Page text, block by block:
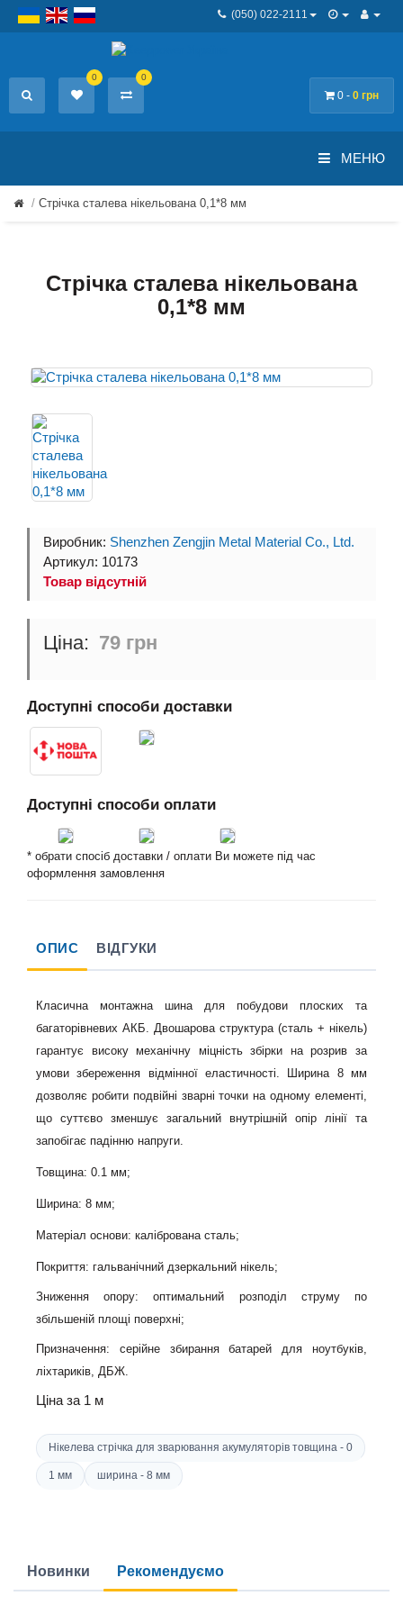
(050) 022-2111
0 - 0 грн
0 0
МЕНЮ
Стрічка сталева нікельована 0,1*8 мм
Стрічка сталева нікельована
0,1*8 мм
Виробник: Shenzhen Zengjin Metal Material Co., Ltd.
Артикул: 10173
Товар відсутній
79 грн
Доступні способи доставки
Доступні способи оплати
* обрати спосіб доставки / оплати Ви можете під час
оформлення замовлення
ОПИС ВІДГУКИ
Класична монтажна шина для побудови плоских та
багаторівневих АКБ. Двошарова структура (сталь + нікель)
гарантує високу механічну міцність збірки на розрив за
умови збереження відмінної еластичності. Ширина 8 мм
дозволяє робити подвійні зварні точки на одному елементі,
що суттєво зменшує загальний внутрішній опір лінії та
запобігає падінню напруги.
Товщина: 0.1 мм;
Ширина: 8 мм;
Матеріал основи: калібрована сталь;
Покриття: гальванічний дзеркальний нікель;
Зниження опору:оптимальний розподіл струму по
збільшеній площі поверхні;
Призначення: серійне збирання батарей для ноутбуків,
ліхтариків, ДБЖ.
Ціна за 1 м
Нікелева стрічка для зварювання акумуляторів товщина - 0
1 мм ширина - 8 мм
Новинки Рекомендуємо